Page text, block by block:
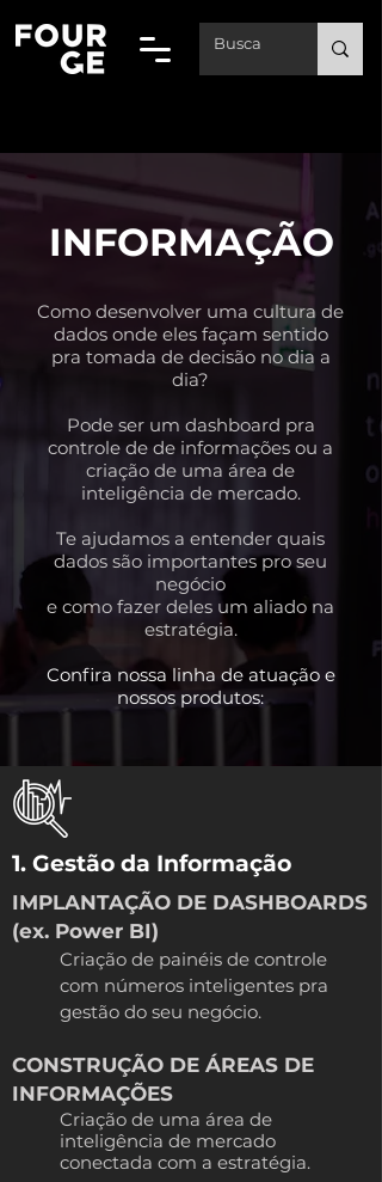
INFORMAÇÃO
Como desenvolver uma cultura de
dados onde eles façam sentido
pra tomada de decisão no dia a
dia?
Pode ser um dashboard pra
controle de de informações ou a
criação de uma área de
inteligência de mercado.
Te ajudamos a entender quais
dados são importantes pro seu
negócio
e como fazer deles um aliado na
estratégia.
Confira nossa linha de atuação e
nossos produtos:
1. Gestão da Informação
IMPLANTAÇÃO DE DASHBOARDS
(ex. Power BI)
Criação de painéis de controle
com números inteligentes pra
gestão do seu negócio.
CONSTRUÇÃO DE ÁREAS DE
INFORMAÇÕES
Criação de uma área de
inteligência de mercado
conectada com a estratégia.